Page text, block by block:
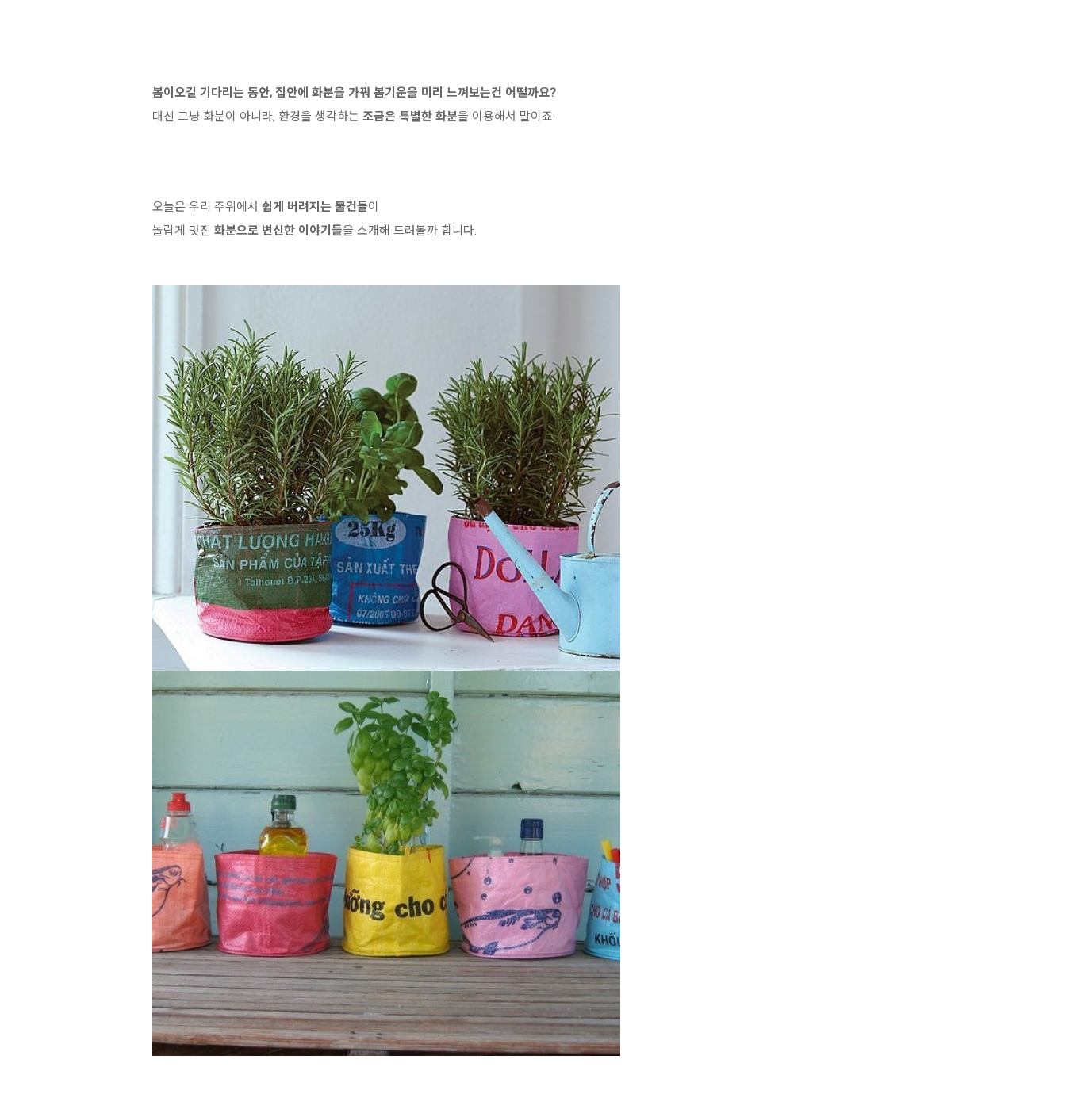
봄이오길 기다리는 동안, 집안에 화분을 가꿔 봄기운을 미리 느껴보는건 어떨까요?
대신 그냥 화분이 아니라, 환경을 생각하는 조금은 특별한 화분을 이용해서 말이죠.
오늘은 우리 주위에서 쉽게 버려지는 물건들이
놀랍게 멋진 화분으로 변신한 이야기들을 소개해 드려볼까 합니다.